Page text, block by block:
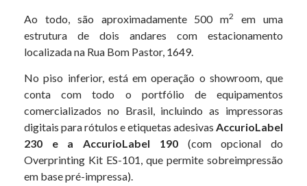
Ao todo, são aproximadamente 500 m2
em uma
estrutura de dois andares com estacionamento
localizada na Rua Bom Pastor, 1649.
No piso inferior, está em operação o showroom, que
conta com todo o portfólio de equipamentos
comercializados no Brasil, incluindo as impressoras
digitais para rótulos e etiquetas adesivas AccurioLabel
230 e a AccurioLabel 190(com opcional do
Overprinting Kit ES-101, que permite sobreimpressão
em base pré-impressa).